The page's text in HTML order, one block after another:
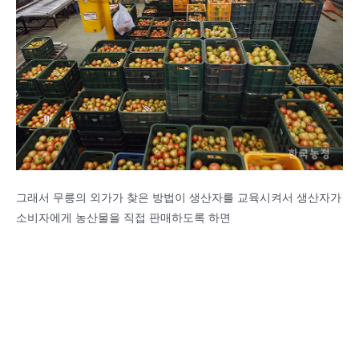
그래서 무릉의 외가가 찾은 방법이 생산자를 교육시켜서 생산자가
소비자에게 농산물을 직접 판매하도록 하면